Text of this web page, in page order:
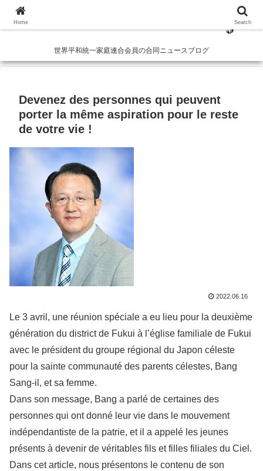
世界平和統一家庭連合会員の合同ニュースブログ
Devenez des personnes qui peuvent
porter la même aspiration pour le reste
de votre vie !
2022.06.16
Le 3 avril, une réunion spéciale a eu lieu pour la deuxième
génération du district de Fukui à l’église familiale de Fukui
avec le président du groupe régional du Japon céleste
pour la sainte communauté des parents célestes, Bang
Sang-il, et sa femme.
Dans son message, Bang a parlé de certaines des
personnes qui ont donné leur vie dans le mouvement
indépendantiste de la patrie, et il a appelé les jeunes
présents à devenir de véritables fils et filles filiales du Ciel.
Dans cet article, nous présentons le contenu de son
Home Search